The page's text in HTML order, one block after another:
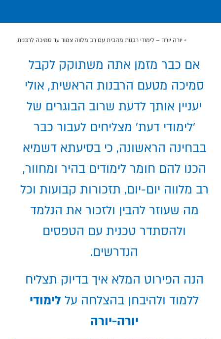
» יורה יורה – לימודי רבנות מהבית עם רב מלווה צמוד עד סמיכה לרבנות
אם כבר מזמן אתה משתוקק לקבל
סמיכה מטעם הרבנות הראשית, אולי
יעניין אותך לדעת שרוב הבוגרים של
'לימודי דעת' מצליחים לעבור כבר
בבחינה הראשונה, כי בסיעתא דשמיא
הכנו להם חומר לימודים בהיר ומחוור,
רב מלווה יום-יום, תזכורות קבועות וכל
מה שעוזר להבין ולזכור את הנלמד
ולהסתדר טכנית עם הטפסים
הנדרשים.
הנה הפירוט המלא איך בדיוק תצליח
ללמוד ולהיבחן בהצלחה על לימודי
יורה-יורה